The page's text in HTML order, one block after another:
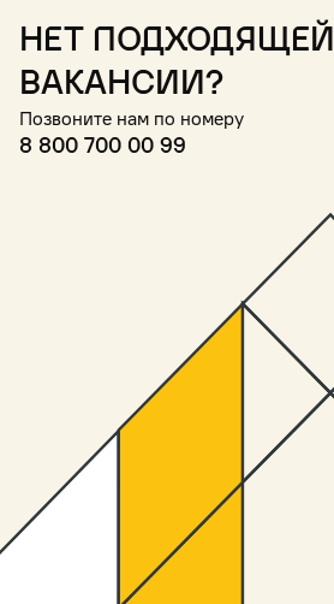
Нет подходящей
вакансии?
Позвоните нам по номеру
8 800 700 00 99